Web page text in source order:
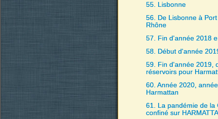
55. Lisbonne
56. De Lisbonne à
Rhône
57. Fin d'année 2018
58. Début d'année
59. Fin d'année 2019,
réservoirs pour
60. Année 2020,
Harmattan
61. La pandémie de la
confiné sur